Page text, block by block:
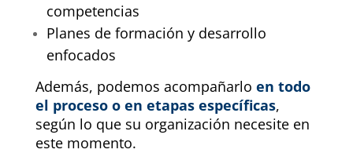
competencias
Planes de formación y desarrollo
enfocados
Además, podemos acompañarlo en todo
el proceso o en etapas específicas,
según lo que su organización necesite en
este momento.